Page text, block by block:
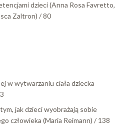
dzieci (Anna Rosa Favretto,
Zaltron) / 80
w wytwarzaniu ciała dziecka
jak dzieci wyobrażają sobie
człowieka (Maria Reimann) / 138